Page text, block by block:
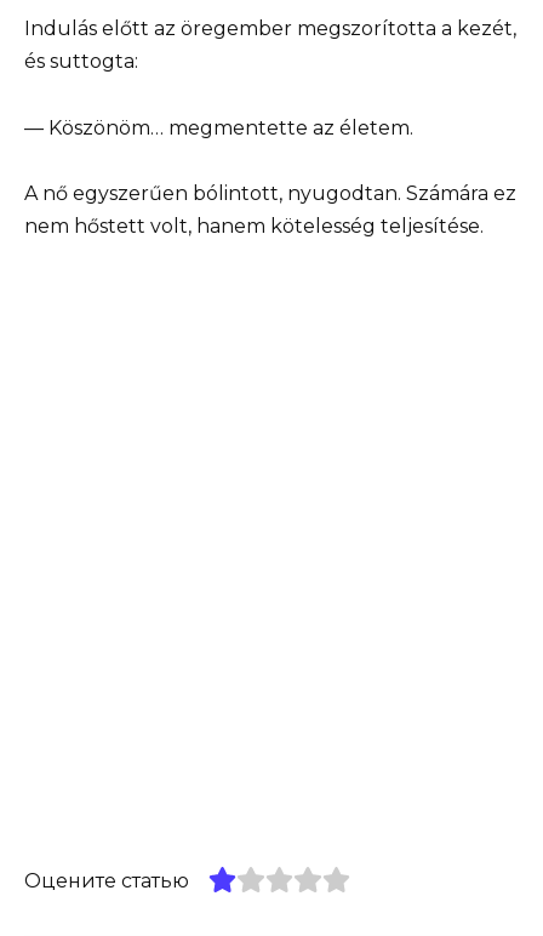
Indulás előtt az öregember megszorította a kezét,
és suttogta:
— Köszönöm… megmentette az életem.
A nő egyszerűen bólintott, nyugodtan. Számára ez
nem hőstett volt, hanem kötelesség teljesítése.
Оцените статью